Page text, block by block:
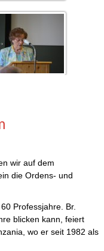
wir auf dem
die Ordens- und
Professjahre. Br.
blicken kann, feiert
wo er seit 1982 als